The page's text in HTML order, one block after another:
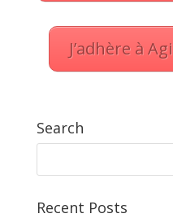
J’adhère à
Search
Recent Posts